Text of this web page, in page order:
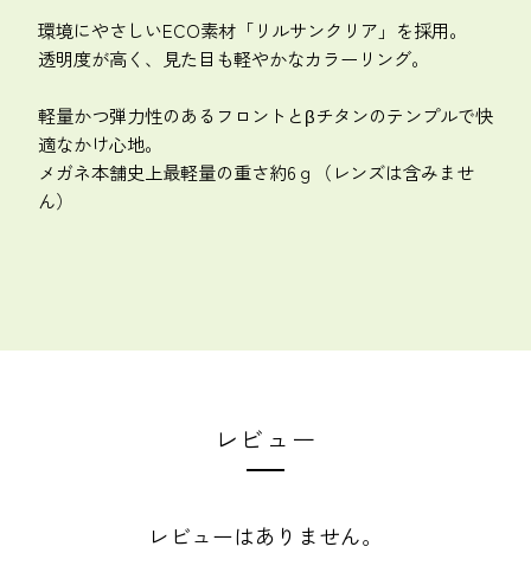
環境にやさしいECO素材「リルサンクリア」を採用。
透明度が高く、見た目も軽やかなカラーリング。
軽量かつ弾力性のあるフロントとβチタンのテンプルで快
適なかけ心地。
メガネ本舗史上最軽量の重さ約6ｇ（レンズは含みませ
ん）
レビュー
レビューはありません。